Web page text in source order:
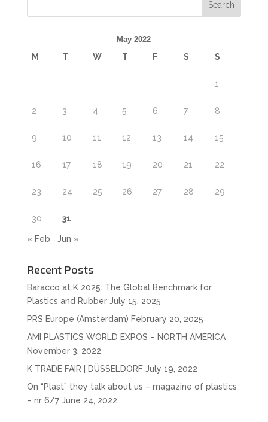
May 2022
M T W T F S S
1
2 3 4 5 6 7 8
9 10 11 12 13 14 15
16 17 18 19 20 21 22
23 24 25 26 27 28 29
30 31
« Feb Jun »
Recent Posts
Baracco at K 2025: The Global Benchmark for
Plastics and Rubber July 15, 2025
PRS Europe (Amsterdam) February 20, 2025
AMI PLASTICS WORLD EXPOS – NORTH AMERICA
November 3, 2022
K TRADE FAIR | DÜSSELDORF July 19, 2022
On “Plast” they talk about us – magazine of plastics
– nr 6/7 June 24, 2022